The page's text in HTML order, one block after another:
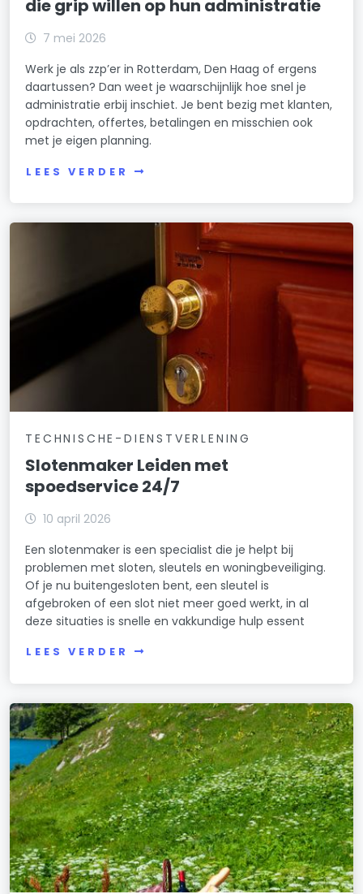
die grip willen op hun administratie
7 mei 2026
Werk je als zzp’er in Rotterdam, Den Haag of ergens
daartussen? Dan weet je waarschijnlijk hoe snel je
administratie erbij inschiet. Je bent bezig met klanten,
opdrachten, offertes, betalingen en misschien ook
met je eigen planning.
LEES VERDER
TECHNISCHE-DIENSTVERLENING
Slotenmaker Leiden met
spoedservice 24/7
10 april 2026
Een slotenmaker is een specialist die je helpt bij
problemen met sloten, sleutels en woningbeveiliging.
Of je nu buitengesloten bent, een sleutel is
afgebroken of een slot niet meer goed werkt, in al
deze situaties is snelle en vakkundige hulp essent
LEES VERDER